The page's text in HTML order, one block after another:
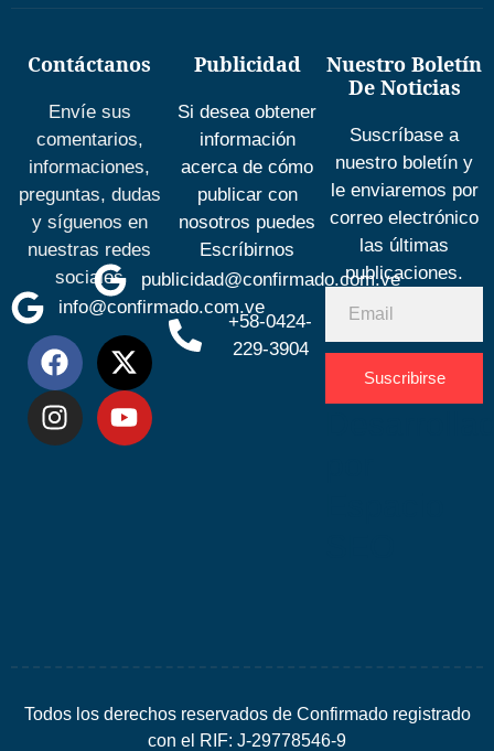
Contáctanos
Envíe sus
comentarios,
informaciones,
preguntas, dudas
y síguenos en
nuestras redes
sociales
info@confirmado.com.ve
Publicidad
Si desea obtener
información
acerca de cómo
publicar con
nosotros puedes
Escríbirnos
publicidad@confirmado.com.ve
+58-0424-
229-3904
Nuestro Boletín
De Noticias
Suscríbase a
nuestro boletín y
le enviaremos por
correo electrónico
las últimas
publicaciones.
Suscribirse
Todos los derechos reservados de Confirmado registrado
con el RIF: J-29778546-9